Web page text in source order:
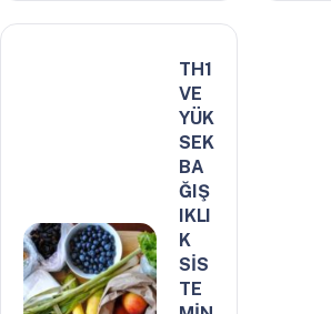
TH1
VE
YÜK
SEK
BA
ĞIŞ
IKLI
K
SİS
TE